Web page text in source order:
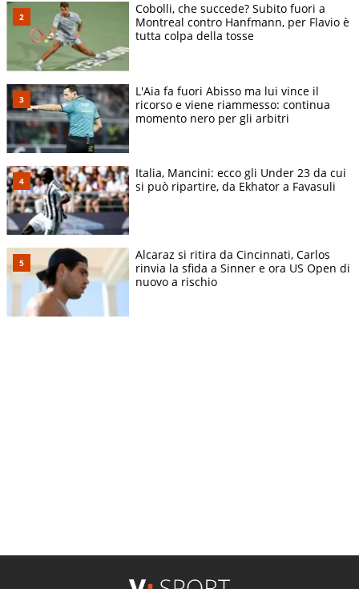
Cobolli, che succede? Subito fuori a
Montreal contro Hanfmann, per Flavio è
tutta colpa della tosse
L'Aia fa fuori Abisso ma lui vince il
ricorso e viene riammesso: continua
momento nero per gli arbitri
Italia, Mancini: ecco gli Under 23 da cui
si può ripartire, da Ekhator a Favasuli
Alcaraz si ritira da Cincinnati, Carlos
rinvia la sfida a Sinner e ora US Open di
nuovo a rischio